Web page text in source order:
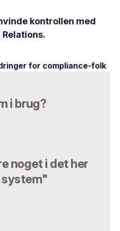
kontrollen med
for compliance-folk
i brug?
noget i det her
system"